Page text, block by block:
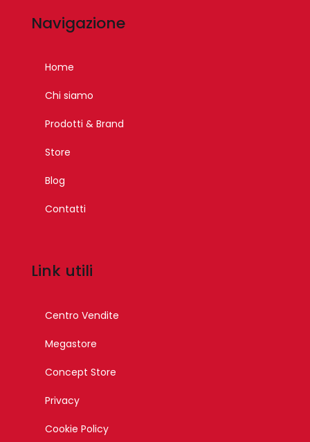
Navigazione
Home
Chi siamo
Prodotti & Brand
Store
Blog
Contatti
Link utili
Centro Vendite
Megastore
Concept Store
Privacy
Cookie Policy